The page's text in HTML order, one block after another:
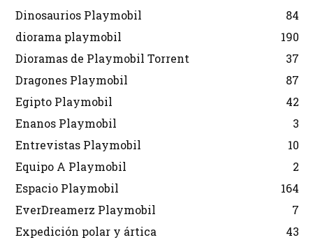
Dinosaurios Playmobil
84
diorama playmobil
190
Dioramas de Playmobil Torrent
37
Dragones Playmobil
87
Egipto Playmobil
42
Enanos Playmobil
3
Entrevistas Playmobil
10
Equipo A Playmobil
2
Espacio Playmobil
164
EverDreamerz Playmobil
7
Expedición polar y ártica
43